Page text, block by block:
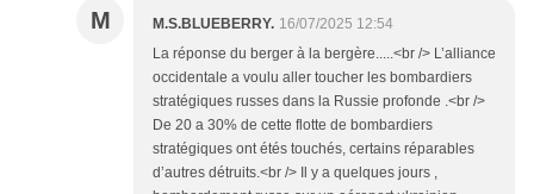
M M.S.BLUEBERRY. 16/07/2025 12:54
La réponse du berger à la bergère.....<br /> L’alliance
occidentale a voulu aller toucher les bombardiers
stratégiques russes dans la Russie profonde .<br />
De 20 a 30% de cette flotte de bombardiers
stratégiques ont étés touchés, certains réparables
d’autres détruits.<br /> Il y a quelques jours ,